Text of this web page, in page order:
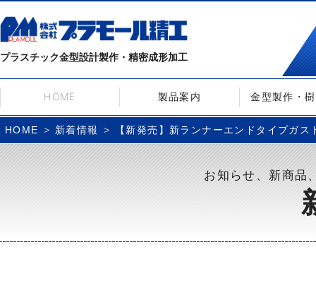
プラスチック金型設計製作・精密成形加工
HOME 製品案内 金型製作・
HOME 新着情報 【新発売】新ランナーエンドタイプガ
お知らせ、新商品